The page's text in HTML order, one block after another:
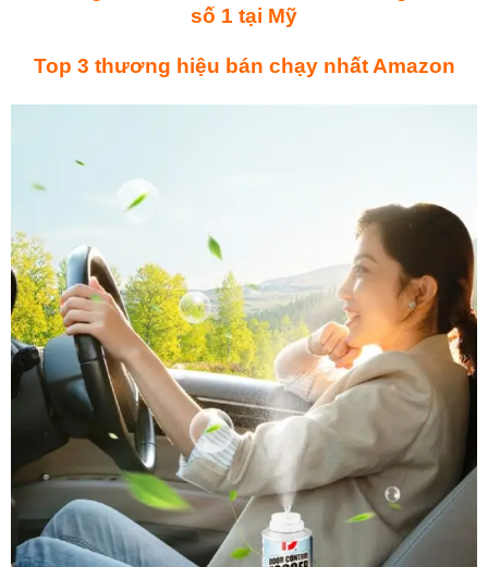
số 1 tại Mỹ
Top 3 thương hiệu bán chạy nhất Amazon